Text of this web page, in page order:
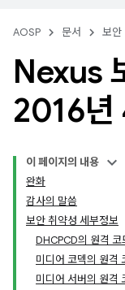
AOSP 문서 보안
Nexus
2016년
이 페이지의 내용
완화
감사의 말씀
보안 취약성 세부정보
DHCPCD의 원격 코
미디어 코덱의 원격
미디어 서버의 원격